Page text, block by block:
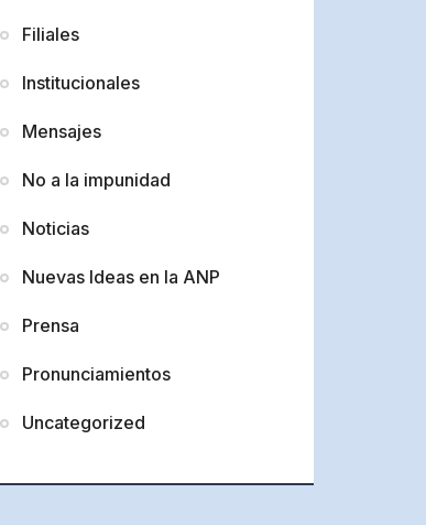
Filiales
Institucionales
Mensajes
No a la impunidad
Noticias
Nuevas Ideas en la ANP
Prensa
Pronunciamientos
Uncategorized